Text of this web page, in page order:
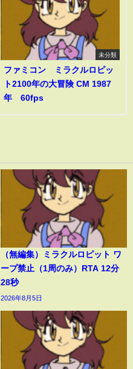
未分類
ファミコン ミラクルロピッ
ト2100年の大冒険 CM 1987
年 60fps
（無編集）ミラクルロピット ワ
ープ禁止（1周のみ）RTA 12分
28秒
2026年8月5日